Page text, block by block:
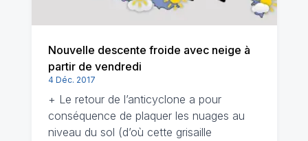
Nouvelle descente froide avec neige à
partir de vendredi
4 Déc. 2017
+ Le retour de l’anticyclone a pour
conséquence de plaquer les nuages au
niveau du sol (d’où cette grisaille